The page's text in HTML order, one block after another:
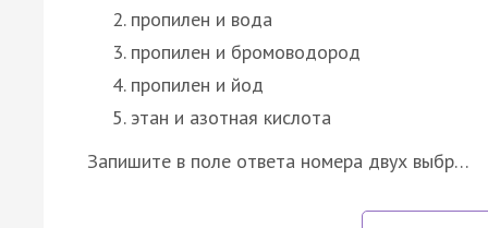
пропилен и вода
пропилен и бромоводород
пропилен и йод
этан и азотная кислота
Запишите в поле ответа номера двух выбр…